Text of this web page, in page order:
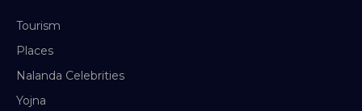
Tourism
Places
Nalanda Celebrities
Yojna